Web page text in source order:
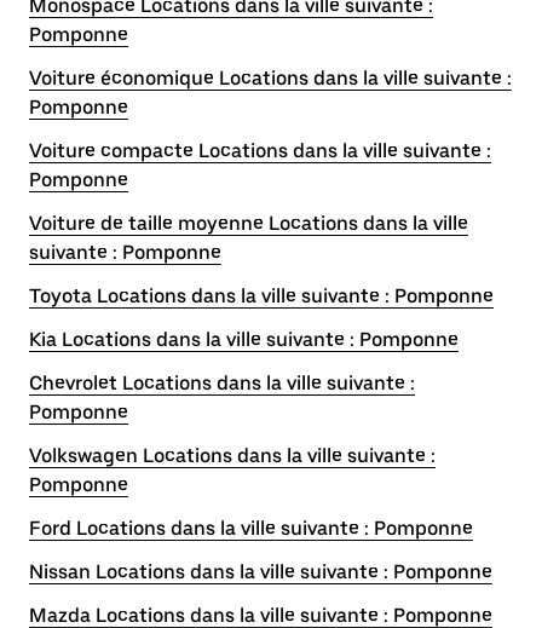
Monospace Locations dans la ville suivante :
Pomponne
Voiture économique Locations dans la ville suivante :
Pomponne
Voiture compacte Locations dans la ville suivante :
Pomponne
Voiture de taille moyenne Locations dans la ville
suivante : Pomponne
Toyota Locations dans la ville suivante : Pomponne
Kia Locations dans la ville suivante : Pomponne
Chevrolet Locations dans la ville suivante :
Pomponne
Volkswagen Locations dans la ville suivante :
Pomponne
Ford Locations dans la ville suivante : Pomponne
Nissan Locations dans la ville suivante : Pomponne
Mazda Locations dans la ville suivante : Pomponne